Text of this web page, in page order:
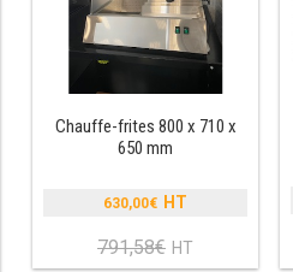
TABLE 700 – 3
TABLE 700 – 4
TABLE 800
Chauffe-frites 800 x 710 x
650 mm
791,58€
prix
630,00€
Le